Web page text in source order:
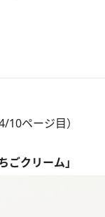
ページ目）
ごクリーム」